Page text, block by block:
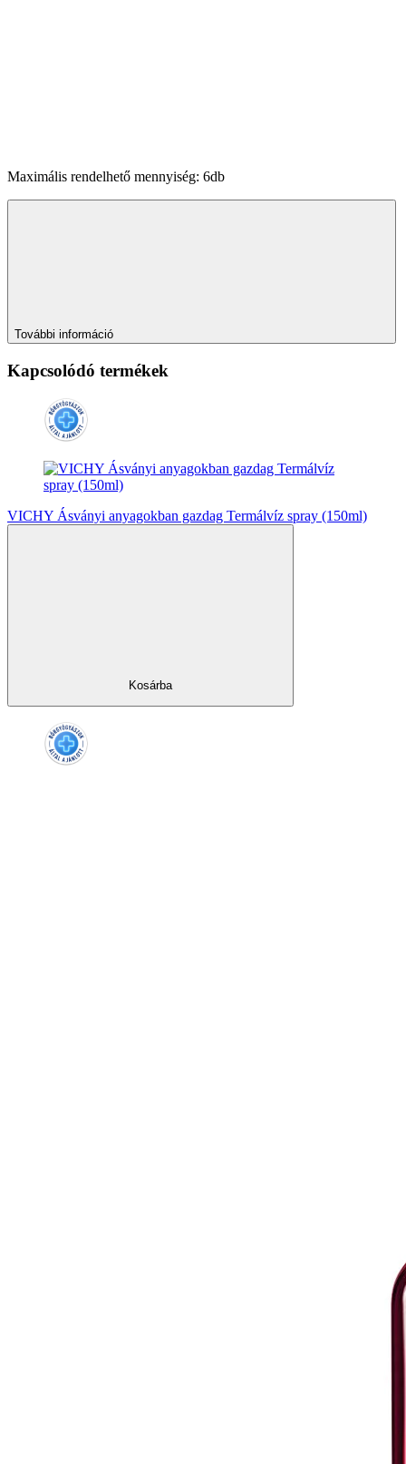
Maximális rendelhető mennyiség: 6db
További információ
Kapcsolódó termékek
VICHY Ásványi anyagokban gazdag Termálvíz spray (150ml)
Kosárba